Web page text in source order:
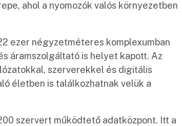
ahol a nyomozók valós környezetben
ezer négyzetméteres komplexumban
áramszolgáltató is helyet kapott. Az
szerverekkel és digitális
életben is találkozhatnak velük a
szervert működtető adatközpont. Itt a